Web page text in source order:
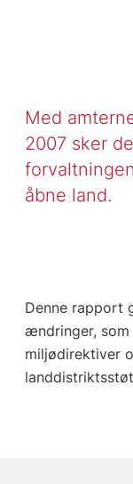
Med
2007 sker
åbne land.
Denne rapport
ændringer, som
miljødirektiver